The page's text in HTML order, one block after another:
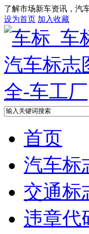
了解市场新车资讯，汽
设为首页 加入收藏
首页
汽车标
交通标
违章代